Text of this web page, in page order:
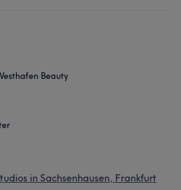
Beauty
in Sachsenhausen, Frankfurt